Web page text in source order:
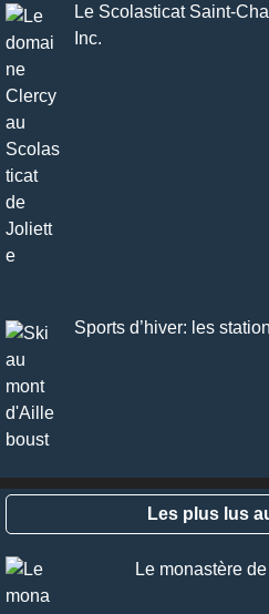
Le Scolasticat Saint-
Inc.
Sports d’hiver: les
Les plus lus
Le monastère